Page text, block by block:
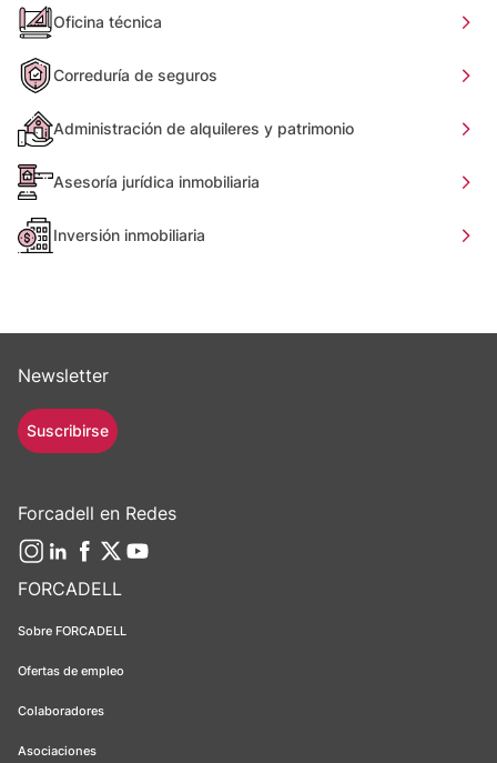
Oficina técnica
Correduría de seguros
Administración de alquileres y patrimonio
Asesoría jurídica inmobiliaria
Inversión inmobiliaria
FORCADELL
Sobre FORCADELL
Ofertas de empleo
Colaboradores
Asociaciones
Newsletter
Suscribirse
Forcadell en Redes